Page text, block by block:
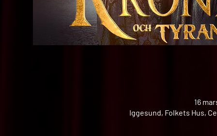
16
Iggesund, Folkets Hus,